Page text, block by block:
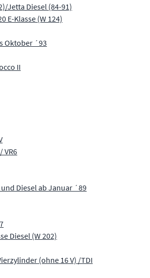
Jetta Diesel (84-91)
E-Klasse (W 124)
Oktober ´93
II
VR6
Diesel ab Januar ´89
Diesel (W 202)
(ohne 16 V) /TDI